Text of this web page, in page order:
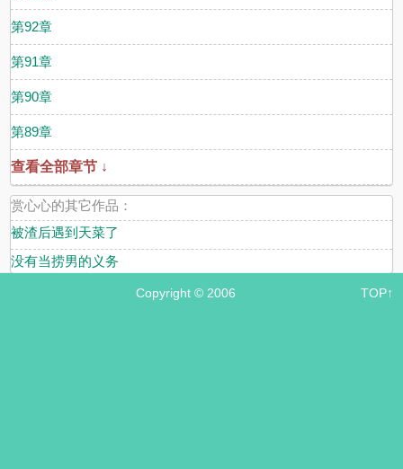
第92章
第91章
第90章
第89章
查看全部章节 ↓
赏心心的其它作品：
被渣后遇到天菜了
没有当捞男的义务
Copyright © 2006 TOP↑